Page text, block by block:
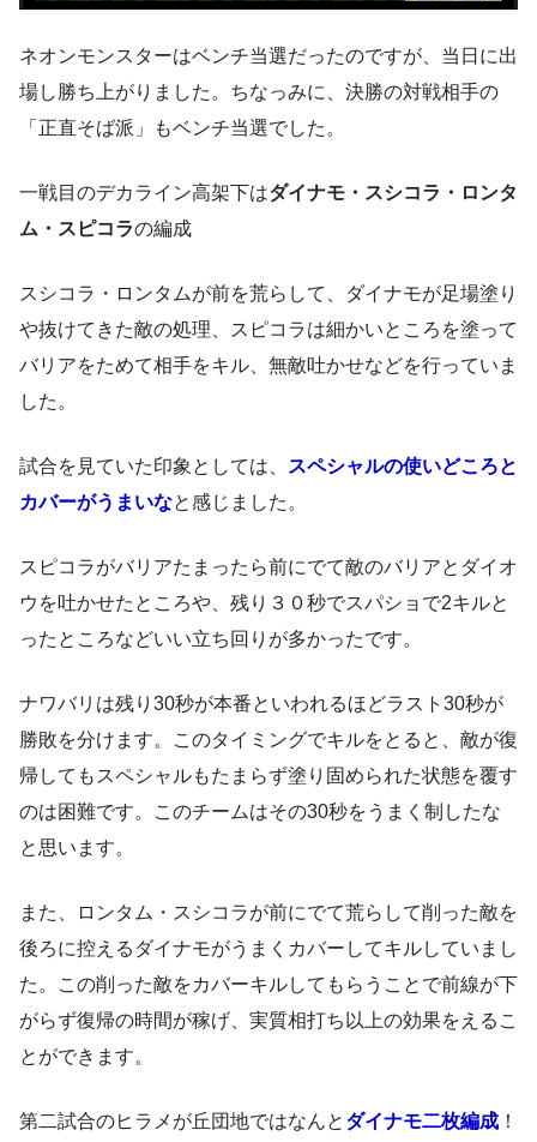
ネオンモンスターはベンチ当選だったのですが、当日に出
場し勝ち上がりました。ちなっみに、決勝の対戦相手の
「正直そば派」もベンチ当選でした。
一戦目のデカライン高架下はダイナモ・スシコラ・ロンタ
ム・スピコラの編成
スシコラ・ロンタムが前を荒らして、ダイナモが足場塗り
や抜けてきた敵の処理、スピコラは細かいところを塗って
バリアをためて相手をキル、無敵吐かせなどを行っていま
した。
試合を見ていた印象としては、
スペシャルの使いどころと
カバーがうまいなと感じました。
スピコラがバリアたまったら前にでて敵のバリアとダイオ
ウを吐かせたところや、残り３０秒でスパショで2キルと
ったところなどいい立ち回りが多かったです。
ナワバリは残り30秒が本番といわれるほどラスト30秒が
勝敗を分けます。このタイミングでキルをとると、敵が復
帰してもスペシャルもたまらず塗り固められた状態を覆す
のは困難です。このチームはその30秒をうまく制したな
と思います。
また、ロンタム・スシコラが前にでて荒らして削った敵を
後ろに控えるダイナモがうまくカバーしてキルしていまし
た。この削った敵をカバーキルしてもらうことで前線が下
がらず復帰の時間が稼げ、実質相打ち以上の効果をえるこ
とができます。
第二試合のヒラメが丘団地ではなんと ダイナモ二枚編成 ！